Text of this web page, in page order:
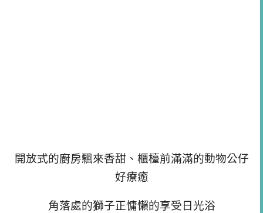
開放式的廚房飄來香甜、櫃檯前滿滿的動物公仔
好療癒
角落處的獅子正慵懶的享受日光浴